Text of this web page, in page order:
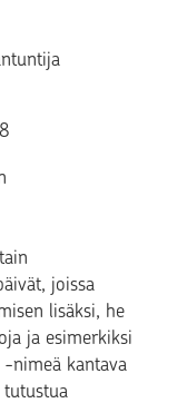
joissa
lisäksi, he
ja esimerkiksi
nimeä kantava